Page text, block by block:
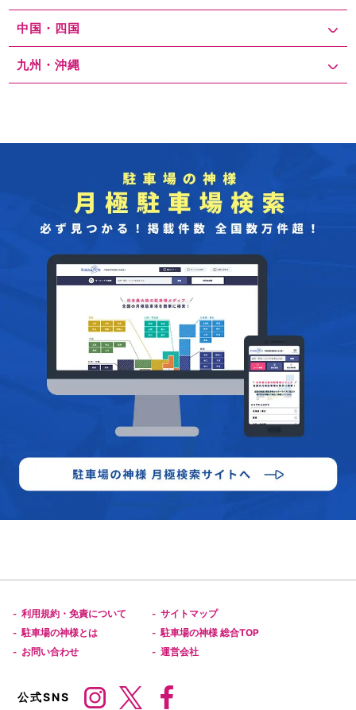
中国・四国
九州・沖縄
- 利用規約・免責について - サイトマップ
- 駐車場の神様とは - 駐車場の神様 総合TOP
- お問い合わせ - 運営会社
公式SNS